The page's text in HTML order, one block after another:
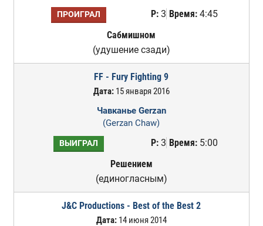
ПРОИГРАЛ Р:3 Время:4:45
Сабмишном
(удушение сзади)
FF - Fury Fighting 9
Дата:15 января 2016
Чавканье Gerzan
(Gerzan Chaw)
ВЫИГРАЛ Р:3 Время:5:00
Решением
(единогласным)
J&C Productions - Best of the Best 2
Дата:14 июня 2014